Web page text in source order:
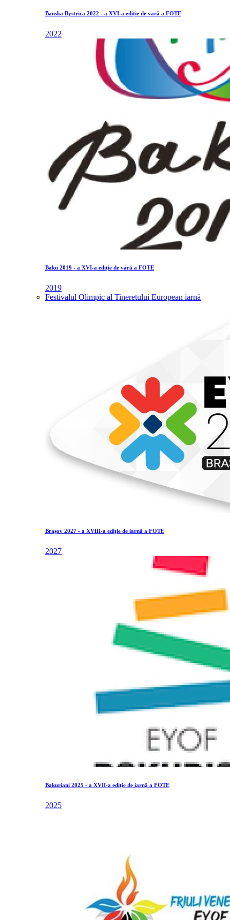
Banska Bystrica 2022 - a XVI-a ediție de vară a FOTE
2022
Baku 2019 - a XVI-a ediție de vară a FOTE
2019
Festivalul Olimpic al Tineretului European iarnă
Brașov 2027 - a XVIII-a ediție de iarnă a FOTE
2027
Bakuriani 2025 - a XVII-a ediție de iarnă a FOTE
2025